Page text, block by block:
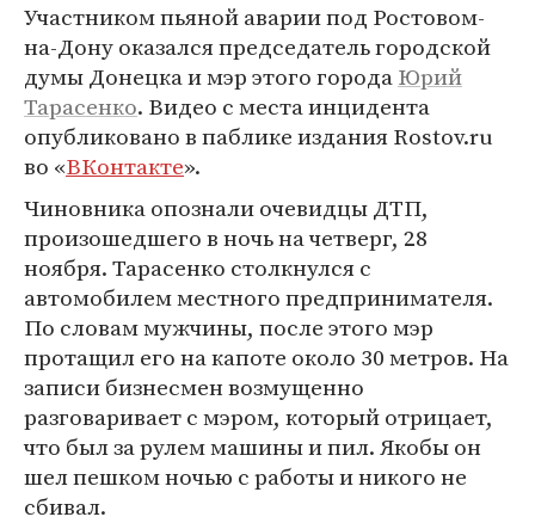
Участником пьяной аварии под Ростовом-
на-Дону оказался председатель городской
думы Донецка и мэр этого городаЮрий
Тарасенко. Видео с места инцидента
опубликовано в паблике издания Rostov.ru
во «ВКонтакте».
Чиновника опознали очевидцы ДТП,
произошедшего в ночь на четверг, 28
ноября. Тарасенко столкнулся с
автомобилем местного предпринимателя.
По словам мужчины, после этого мэр
протащил его на капоте около 30 метров. На
записи бизнесмен возмущенно
разговаривает с мэром, который отрицает,
что был за рулем машины и пил. Якобы он
шел пешком ночью с работы и никого не
сбивал.